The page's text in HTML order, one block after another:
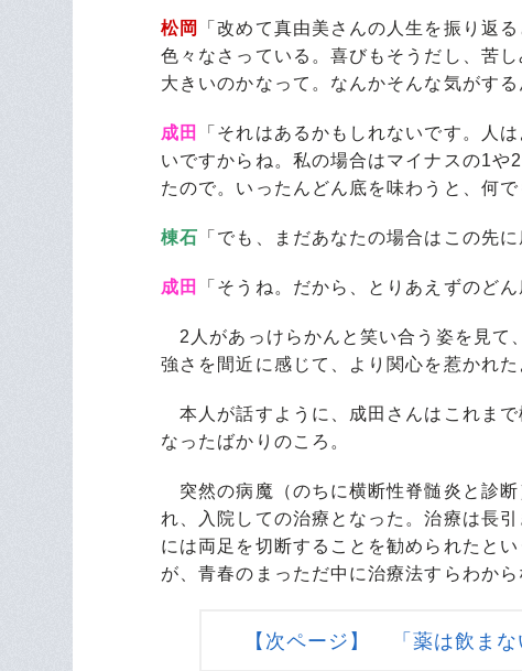
松岡
「改めて真由美さんの人生を振り返
色々なさっている。喜びもそうだし、苦
大きいのかなって。なんかそんな気がする
成田
「それはあるかもしれないです。人
いですからね。私の場合はマイナスの1や
たので。いったんどん底を味わうと、何
棟石 「でも、まだあなたの場合はこの先
成田 「そうね。だから、とりあえずのどん
2人があっけらかんと笑い合う姿を見て
強さを間近に感じて、より関心を惹かれた
本人が話すように、成田さんはこれま
なったばかりのころ。
突然の病魔（のちに横断性脊髄炎と診断
れ、入院しての治療となった。治療は長
には両足を切断することを勧められたと
が、青春のまっただ中に治療法すらわか
【次ページ】 「薬は飲まな